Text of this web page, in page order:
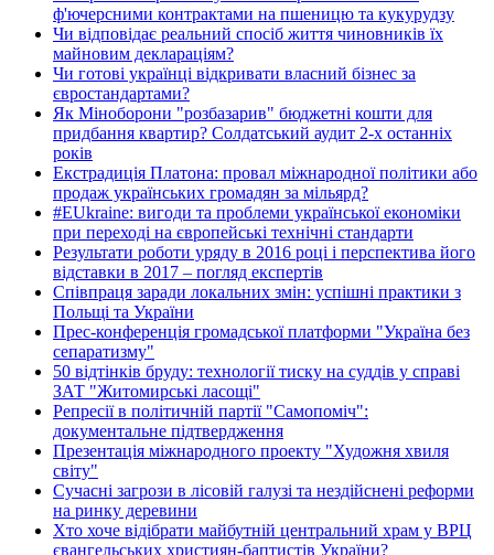
ф'ючерсними контрактами на пшеницю та кукурудзу
Чи відповідає реальний спосіб життя чиновників їх
майновим деклараціям?
Чи готові українці відкривати власний бізнес за
євростандартами?
Як Міноборони "розбазарив" бюджетні кошти для
придбання квартир? Солдатський аудит 2-х останніх
років
Екстрадиція Платона: провал міжнародної політики або
продаж українських громадян за мільярд?
#EUkraine: вигоди та проблеми української економіки
при переході на європейські технічні стандарти
Результати роботи уряду в 2016 році і перспектива його
відставки в 2017 – погляд експертів
Співпраця заради локальних змін: успішні практики з
Польщі та України
Прес-конференція громадської платформи "Україна без
сепаратизму"
50 відтінків бруду: технології тиску на суддів у справі
ЗАТ "Житомирські ласощі"
Репресії в політичній партії "Самопоміч":
документальне підтвердження
Презентація міжнародного проекту "Художня хвиля
світу"
Сучасні загрози в лісовій галузі та нездійснені реформи
на ринку деревини
Хто хоче відібрати майбутній центральний храм у ВРЦ
євангельських християн-баптистів України?